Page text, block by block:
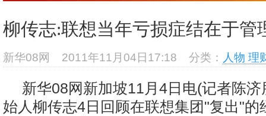
柳传志:联想当年亏损症结在于管
新华08网 2011年11月04日17:18 分类： 人物 理
新华08网新加坡11月4日电(记者陈
始人柳传志4日回顾在联想集团"复出"的